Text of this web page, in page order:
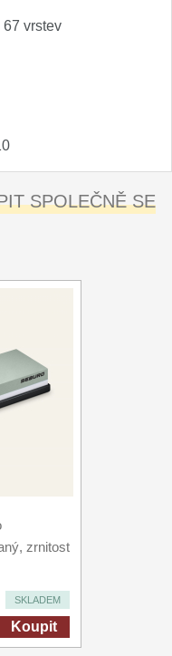
vrstev
SPOLEČNĚ SE
zrnitost
SKLADEM
Koupit